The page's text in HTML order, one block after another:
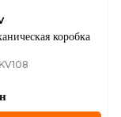
коробка